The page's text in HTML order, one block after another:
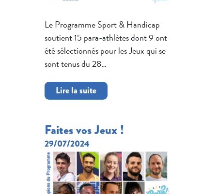
Le Programme Sport & Handicap
soutient 15 para-athlètes dont 9 ont
été sélectionnés pour les Jeux qui se
sont tenus du 28…
Lire la suite
Faites vos Jeux !
29/07/2024